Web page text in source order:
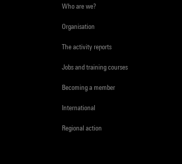
Who are we?
Organisation
The activity reports
Jobs and training courses
Becoming a member
International
Regional action